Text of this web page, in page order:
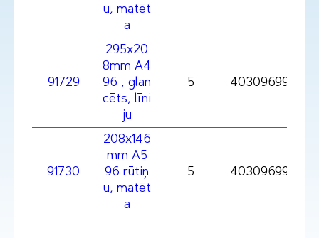
u, matēt
a
91729
295x20
8mm A4
96 , glan
cēts, līni
ju
5
91730
208x146
mm A5
96 rūtiņ
u, matēt
a
5